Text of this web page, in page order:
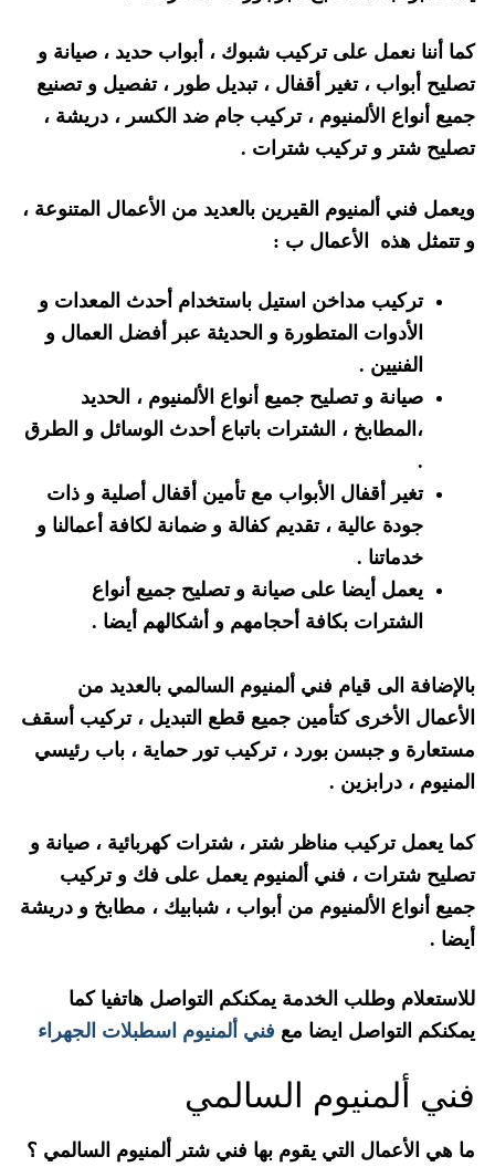
كما أننا نعمل على تركيب شبوك ، أبواب حديد ، صيانة و
تصليح أبواب ، تغير أقفال ، تبديل طور ، تفصيل و تصنيع
جميع أنواع الألمنيوم ، تركيب جام ضد الكسر ، دريشة ،
تصليح شتر و تركيب شترات .
ويعمل فني ألمنيوم القيرين بالعديد من الأعمال المتنوعة ،
و تتمثل هذه الأعمال ب :
تركيب مداخن استيل باستخدام أحدث المعدات و
الأدوات المتطورة و الحديثة عبر أفضل العمال و
الفنيين .
صيانة و تصليح جميع أنواع الألمنيوم ، الحديد
،المطابخ ، الشترات باتباع أحدث الوسائل و الطرق
.
تغير أقفال الأبواب مع تأمين أقفال أصلية و ذات
جودة عالية ، تقديم كفالة و ضمانة لكافة أعمالنا و
خدماتنا .
يعمل أيضا على صيانة و تصليح جميع أنواع
الشترات بكافة أحجامهم و أشكالهم أيضا .
بالإضافة الى قيام فني ألمنيوم السالمي بالعديد من
الأعمال الأخرى كتأمين جميع قطع التبديل ، تركيب أسقف
مستعارة و جبسن بورد ، تركيب تور حماية ، باب رئيسي
المنيوم ، درابزين .
كما يعمل تركيب مناظر شتر ، شترات كهربائية ، صيانة و
تصليح شترات ، فني ألمنيوم يعمل على فك و تركيب
جميع أنواع الألمنيوم من أبواب ، شبابيك ، مطابخ و دريشة
أيضا .
للاستعلام وطلب الخدمة يمكنكم التواصل هاتفيا كما
يمكنكم التواصل ايضا مع فني ألمنيوم اسطبلات الجهراء
فني ألمنيوم السالمي
ما هي الأعمال التي يقوم بها فني شتر ألمنيوم السالمي ؟